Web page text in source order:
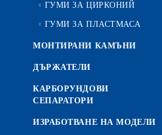
ГУМИ ЗА ЦИРКОНИЙ
ГУМИ ЗА ПЛАСТМАСА
МОНТИРАНИ КАМЪНИ
ДЪРЖАТЕЛИ
КАРБОРУНДОВИ
СЕПАРАТОРИ
ИЗРАБОТВАНЕ НА МОДЕЛИ